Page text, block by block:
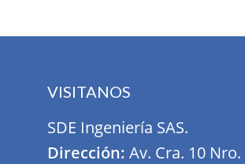
VISITANOS
SDE Ingeniería SAS.
Dirección: Av. Cra. 10 Nro.